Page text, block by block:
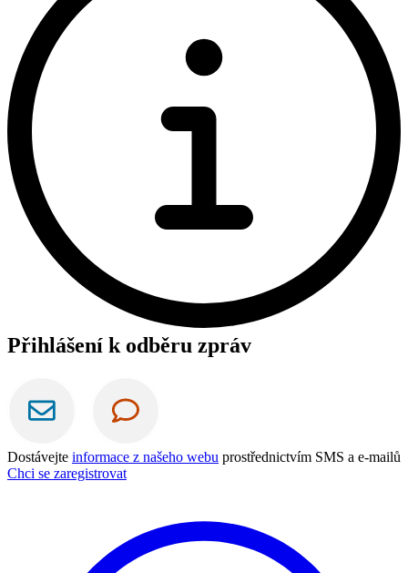
Přihlášení k odběru zpráv
Dostávejte informace z našeho webu prostřednictvím SMS a e-mailů
Chci se zaregistrovat